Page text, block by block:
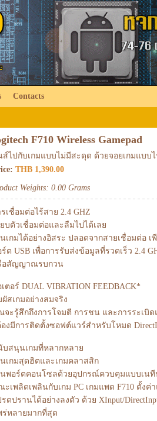
Contacts
F710 Wireless Gamepad
ส์ไปกับเกมแบบไม่มีสะดุด ด้วยจอยเกมแบบไ
THB 1,390.00
Weights: 0.00 Grams
รเชื่อมต่อไร้สาย 2.4 GHZ
ยบตัวเชื่อมต่อและลืมไปได้เลย
นเกมได้อย่างอิสระ ปลอดจากสายเชื่อมต่อ
ร์ต USB เพื่อการรับส่งข้อมูลที่รวดเร็ว 2.4
อสัญญาณรบกวน
เตอร์ DUAL VIBRATION FEEDBACK*
ผัสเกมอย่างสมจริง
จะรู้สึกถึงการโจมตี การชน และการระเบิด
งมีการติดตั้งซอฟต์แวร์สำหรับโหมด
บสนุนเกมที่หลากหลาย
นเกมสุดฮิตและเกมคลาสสิก
นพอร์ตคอนโซลด้วยอุปกรณ์ควบคุมแบบเน
เพลิดเพลินกับเกม PC เกมแพด F710 ตั้ง
รดปรานได้อย่างลงตัว ด้วย XInput/
ร่หลายมากที่สุด